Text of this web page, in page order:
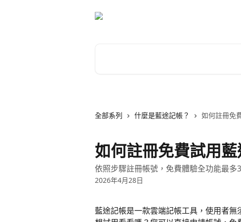
全部系列 什麼是藍途記帳？ 如何註冊免
如何註冊免費試用藍
依照步驟註冊帳號，免費體驗全功能最多
2026年4月28日
藍途記帳是一款雲端記帳工具，使用者